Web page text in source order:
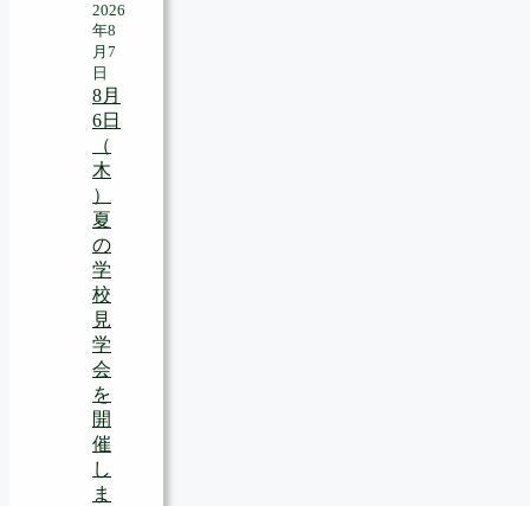
2026
年8
月7
日
8月
6日
（
木
）
夏
の
学
校
見
学
会
を
開
催
し
ま